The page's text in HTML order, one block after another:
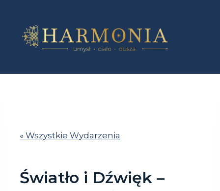
« Wszystkie Wydarzenia
Światło i Dźwięk –